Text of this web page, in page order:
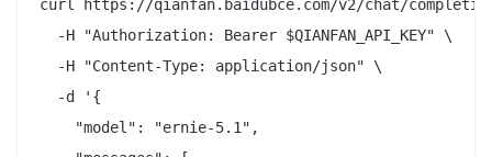
curl https://qianfan.baidubce.com/v2/chat/
  -H "Authorization: Bearer $QIANFAN_API_KEY" \
  -H "Content-Type: application/json" \
  -d '{
    "model": "ernie-5.1",